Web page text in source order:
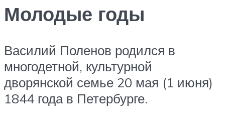
Молодые годы
Василий Поленов родился в
многодетной, культурной
дворянской семье 20 мая (1 июня)
1844 года в Петербурге.